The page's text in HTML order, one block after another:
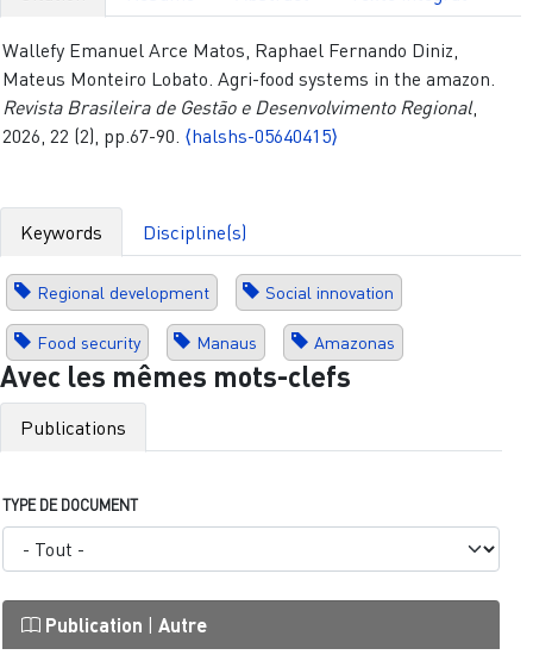
Wallefy Emanuel Arce Matos, Raphael Fernando Diniz,
Mateus Monteiro Lobato. Agri-food systems in the amazon.
Revista Brasileira de Gestão e Desenvolvimento Regional,
2026, 22 (2), pp.67-90. ⟨halshs-05640415⟩
Keywords Discipline(s)
Regional development Social innovation
Food security Manaus Amazonas
Avec les mêmes mots-clefs
Publications
TYPE DE DOCUMENT
Publication | Autre